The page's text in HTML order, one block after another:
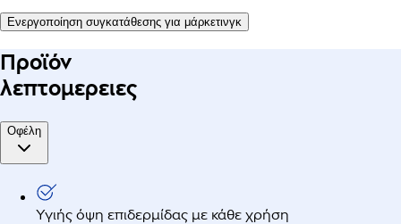
Ενεργοποίηση συγκατάθεσης για μάρκετινγκ
Προϊόν
λεπτομερειες
Οφέλη
Υγιής όψη επιδερμίδας με κάθε χρήση